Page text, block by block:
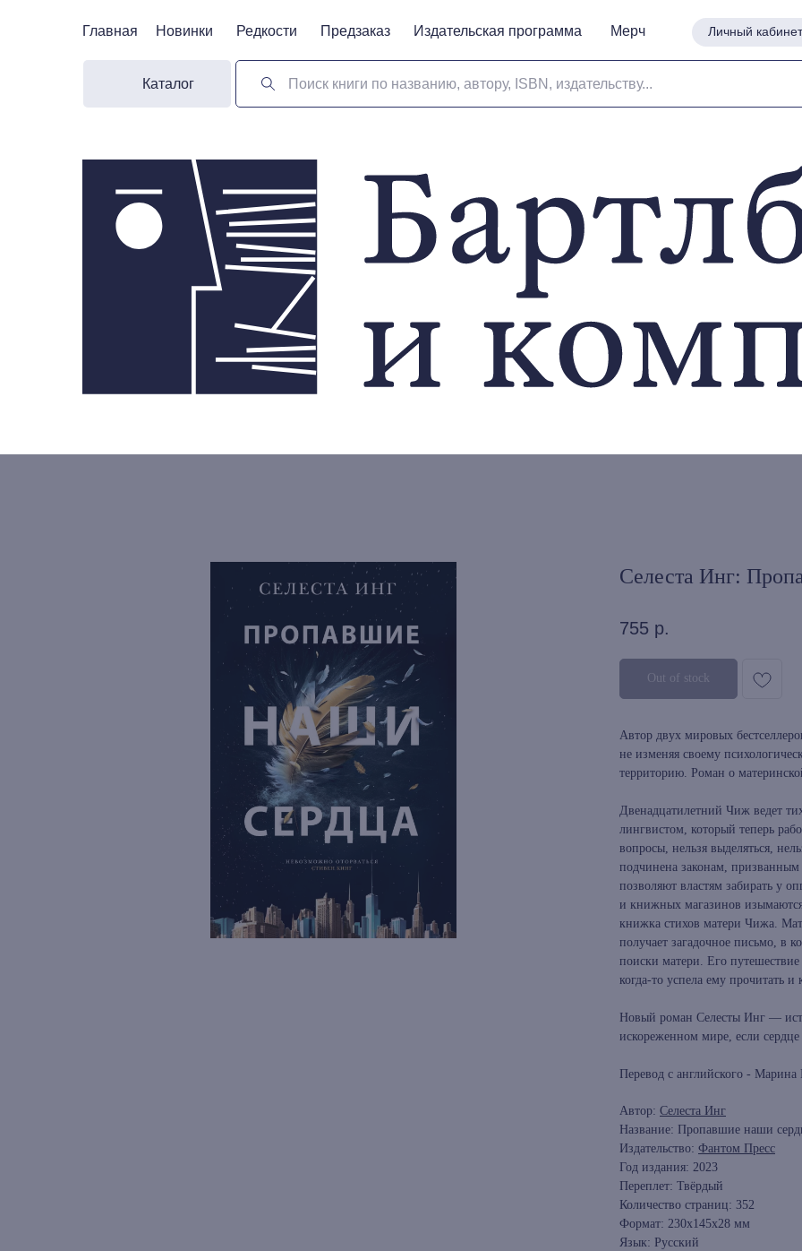
Личный кабинет
Поиск книги по названию, автору, ISBN, издательству...
Новинки Предзаказ Издательская программа Мерч
Редкости
Главная
Каталог
Личный кабинет
Новинки Предзаказ Издательская программа Мерч
Редкости
Главная
Селеста Инг:
755 р.
Out of stock
Автор двух мировых
не изменяя своему
территорию. Роман о
Двенадцатилетний Чиж ведет
лингвистом, который теперь
вопросы, нельзя выделяться,
подчинена законам,
позволяют властям забирать у
и книжных магазинов
книжка стихов матери Чижа.
получает загадочное письмо, в
поиски матери. Его
когда-то успела ему прочитать и
Новый роман Селесты Инг —
искореженном мире, если сердце
Перевод с английского - Марина
Автор: Селеста Инг
Название: Пропавшие наши
Издательство: Фантом Пресс
Год издания: 2023
Переплет: Твёрдый
Количество страниц: 352
Формат: 230x145x28 мм
Язык: Русский